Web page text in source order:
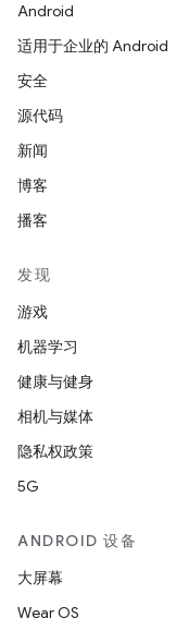
Android
适用于企业的 Android
安全
源代码
新闻
博客
播客
发现
游戏
机器学习
健康与健身
相机与媒体
隐私权政策
5G
ANDROID 设备
大屏幕
Wear OS